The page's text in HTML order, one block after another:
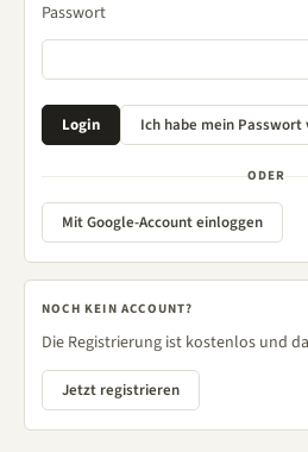
Passwort
ODER
Mit Google-Account einloggen
NOCH KEIN ACCOUNT?
Die Registrierung ist kostenlos und
Jetzt registrieren